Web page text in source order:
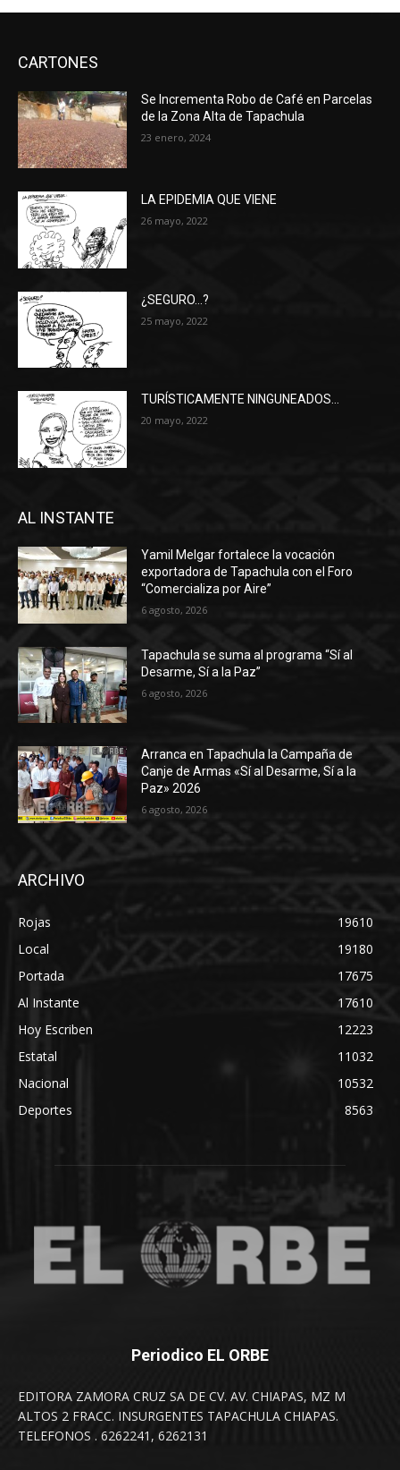
CARTONES
Se Incrementa Robo de Café en Parcelas
de la Zona Alta de Tapachula
23 enero, 2024
LA EPIDEMIA QUE VIENE
26 mayo, 2022
¿SEGURO…?
25 mayo, 2022
TURÍSTICAMENTE NINGUNEADOS…
20 mayo, 2022
AL INSTANTE
Yamil Melgar fortalece la vocación
exportadora de Tapachula con el Foro
“Comercializa por Aire”
6 agosto, 2026
Tapachula se suma al programa “Sí al
Desarme, Sí a la Paz”
6 agosto, 2026
Arranca en Tapachula la Campaña de
Canje de Armas «Sí al Desarme, Sí a la
Paz» 2026
6 agosto, 2026
ARCHIVO
Rojas
19610
Local
19180
Portada
17675
Al Instante
17610
Hoy Escriben
12223
Estatal
11032
Nacional
10532
Deportes
8563
Periodico EL ORBE
EDITORA ZAMORA CRUZ SA DE CV. AV. CHIAPAS, MZ M
ALTOS 2 FRACC. INSURGENTES TAPACHULA CHIAPAS.
TELEFONOS . 6262241, 6262131